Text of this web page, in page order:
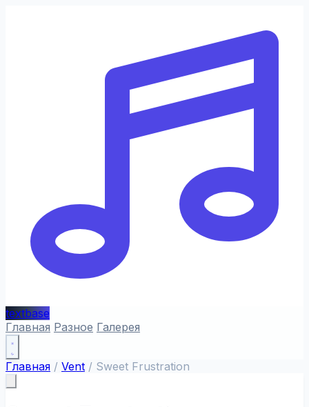
textbase
Главная Разное Галерея
Главная / Vent / Sweet Frustration